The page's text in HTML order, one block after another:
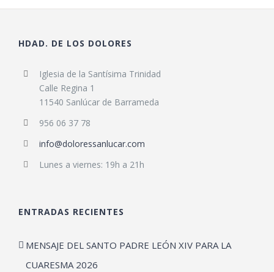
HDAD. DE LOS DOLORES
Iglesia de la Santísima Trinidad
Calle Regina 1
11540 Sanlúcar de Barrameda
956 06 37 78
info@doloressanlucar.com
Lunes a viernes: 19h a 21h
ENTRADAS RECIENTES
MENSAJE DEL SANTO PADRE LEÓN XIV PARA LA
CUARESMA 2026